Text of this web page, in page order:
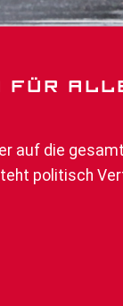
FÜR
auf die
politisch